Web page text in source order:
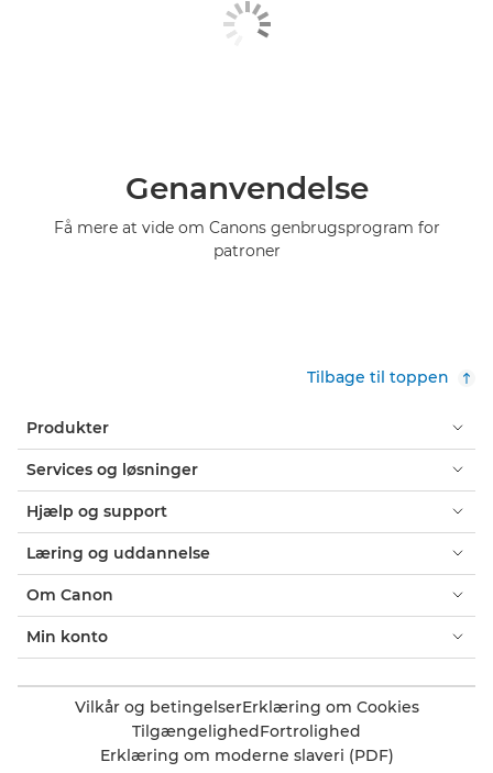
Genanvendelse
Få mere at vide om Canons genbrugsprogram for
patroner
Tilbage til toppen
Produkter
Services og løsninger
Hjælp og support
Læring og uddannelse
Om Canon
Min konto
Vilkår og betingelserErklæring om Cookies
TilgængelighedFortrolighed
Erklæring om moderne slaveri (PDF)